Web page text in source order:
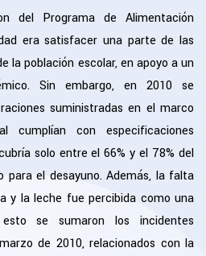
del Programa de Alimentación
era satisfacer una parte de las
la población escolar, en apoyo a un
Sin embargo, en 2010 se
suministradas en el marco
cumplían con especificaciones
solo entre el 66% y el 78% del
para el desayuno. Además, la falta
y la leche fue percibida como una
se sumaron los incidentes
de 2010, relacionados con la